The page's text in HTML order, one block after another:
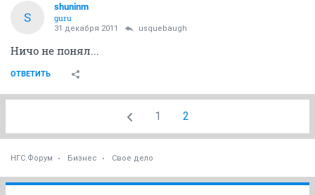
S
shuninm
guru
31 декабря 2011 usquebaugh
Ничо не понял...
ОТВЕТИТЬ
1 2
НГС.Форум Бизнес Свое дело